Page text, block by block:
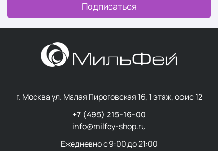
Мужские средства часто включают компоненты с
противовоспалительным и успокаивающим
действием, а текстуры легче впитываются, не
оставляя липкости.
профессиональной
мужской косметики для
Подписаться
г. Москва ул. Малая Пироговская 16, 1 этаж, офис 12
+7 (495) 215-16-00
info@milfey-shop.ru
Ежедневно с 9:00 до 21:00